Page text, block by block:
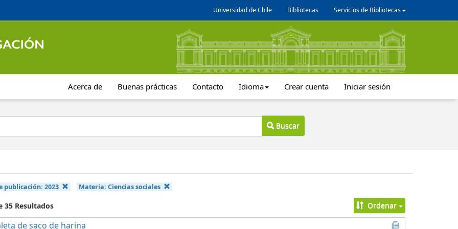
Universidad de Chile Bibliotecas Servicios de Bibliotecas
Acerca de Buenas prácticas Contacto Idioma Crear cuenta Iniciar sesión
Buscar
publicación: 2023 Materia:Ciencias sociales
35 Resultados Ordenar
de saco de harina